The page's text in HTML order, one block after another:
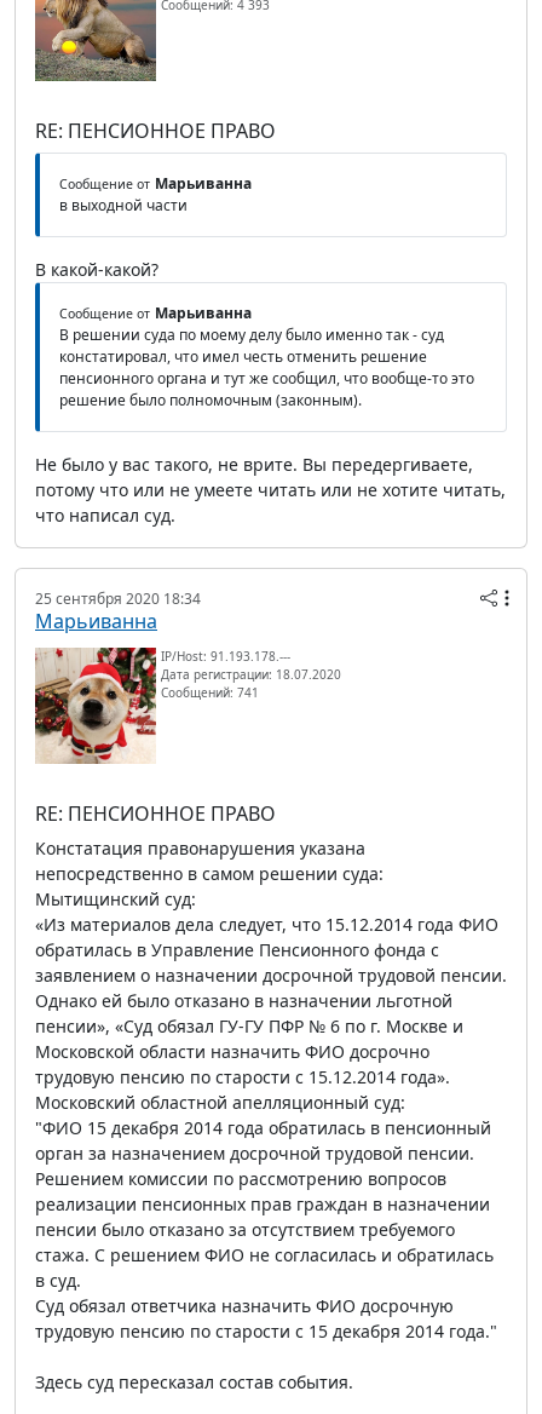
Сообщений: 4 393
RE: ПЕНСИОННОЕ ПРАВО
Сообщение от Марьиванна
в выходной части
В какой-какой?
Сообщение от Марьиванна
В решении суда по моему делу было именно так - суд
констатировал, что имел честь отменить решение
пенсионного органа и тут же сообщил, что вообще-то это
решение было полномочным (законным).
Не было у вас такого, не врите. Вы передергиваете,
потому что или не умеете читать или не хотите читать,
что написал суд.
25 сентября 2020 18:34
Марьиванна
IP/Host: 91.193.178.---
Дата регистрации: 18.07.2020
Сообщений: 741
RE: ПЕНСИОННОЕ ПРАВО
Констатация правонарушения указана
непосредственно в самом решении суда:
Мытищинский суд:
«Из материалов дела следует, что 15.12.2014 года ФИО
обратилась в Управление Пенсионного фонда с
заявлением о назначении досрочной трудовой пенсии.
Однако ей было отказано в назначении льготной
пенсии», «Суд обязал ГУ-ГУ ПФР № 6 по г. Москве и
Московской области назначить ФИО досрочно
трудовую пенсию по старости с 15.12.2014 года».
Московский областной апелляционный суд:
"ФИО 15 декабря 2014 года обратилась в пенсионный
орган за назначением досрочной трудовой пенсии.
Решением комиссии по рассмотрению вопросов
реализации пенсионных прав граждан в назначении
пенсии было отказано за отсутствием требуемого
стажа. С решением ФИО не согласилась и обратилась
в суд.
Суд обязал ответчика назначить ФИО досрочную
трудовую пенсию по старости с 15 декабря 2014 года."
Здесь суд пересказал состав события.